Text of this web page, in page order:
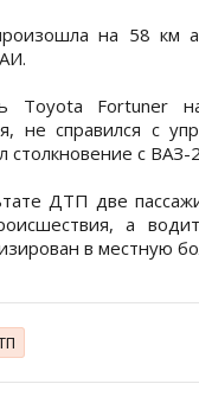
на 58 км
Toyota Fortuner
не справился с
столкновение с ВАЗ-
ДТП две
а
в местную